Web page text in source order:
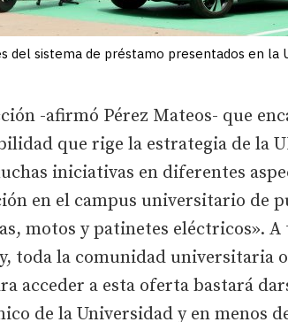
del sistema de préstamo presentados en la
-afirmó Pérez Mateos- que
que rige la estrategia de la
iniciativas en diferentes
en el campus universitario de
motos y patinetes eléctricos».
toda la comunidad universitaria
acceder a esta oferta bastará
de la Universidad y en menos